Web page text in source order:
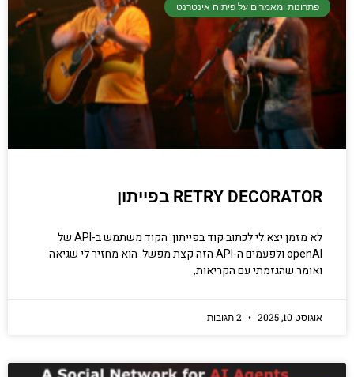
פתרונות ומאמרים על פיתוח אינטרנט
RETRY DECORATOR בפייתון
לא מזמן יצא לי לכתוב קוד בפייתון. הקוד משתמש ב-API של
openAI ולפעמים ה-API הזה קצת מפשל. הוא מחזיר לי שגיאה
ואומר שהגזמתי עם הקריאות,
אוגוסט 10, 2025